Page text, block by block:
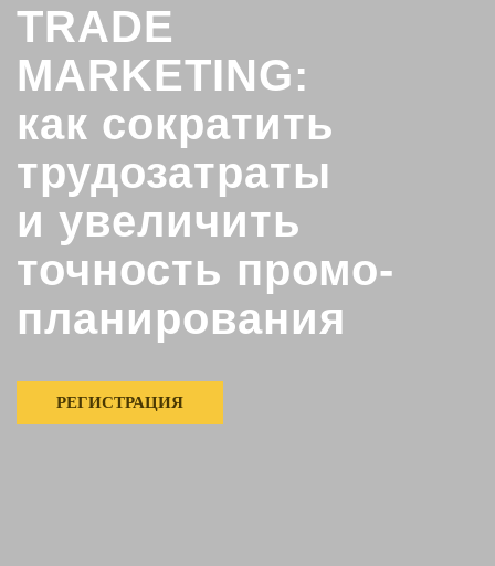
TRADE
MARKETING:
как сократить
трудозатраты
и увеличить
точность промо-
планирования
РЕГИСТРАЦИЯ